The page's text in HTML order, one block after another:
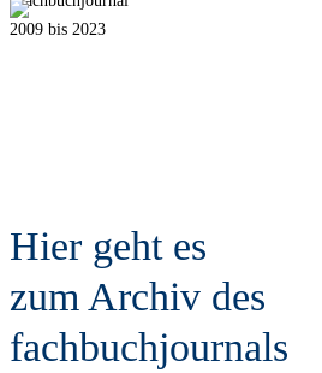
2009 bis 2023
Hier geht es
zum Archiv des
fachbuchjournals